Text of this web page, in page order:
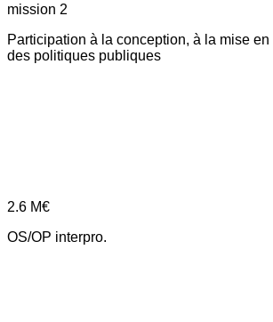
mission 2
Participation à la conception, à la mise
des politiques publiques
2.6 M€
OS/OP interpro.